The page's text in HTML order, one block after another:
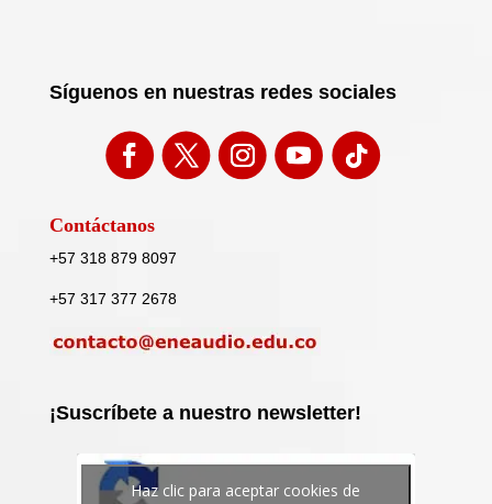
Síguenos en nuestras redes sociales
Contáctanos
+57 318 879 8097
+57 317 377 2678
¡Suscríbete a nuestro newsletter!
Haz clic para aceptar cookies de